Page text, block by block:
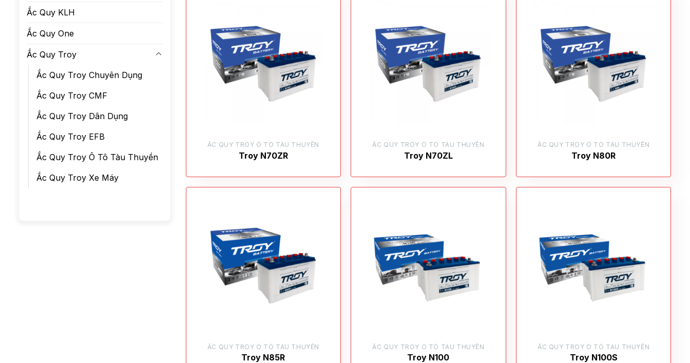
Ắc Quy KLH
Ắc Quy One
Ắc Quy Troy
Ắc Quy Troy Chuyên Dụng
Ắc Quy Troy CMF
Ắc Quy Troy Dân Dụng
Ắc Quy Troy EFB
Ắc Quy Troy Ô Tô Tàu Thuyền
Ắc Quy Troy Xe Máy
ẮC QUY TROY Ô TÔ TÀU THUYỀN
Troy N70ZR
ẮC QUY TROY Ô TÔ TÀU THUYỀN
Troy N70ZL
ẮC QUY TROY Ô TÔ TÀU THUYỀN
Troy N80R
ẮC QUY TROY Ô TÔ TÀU THUYỀN
Troy N85R
ẮC QUY TROY Ô TÔ TÀU THUYỀN
Troy N100
ẮC QUY TROY Ô TÔ TÀU THUYỀN
Troy N100S